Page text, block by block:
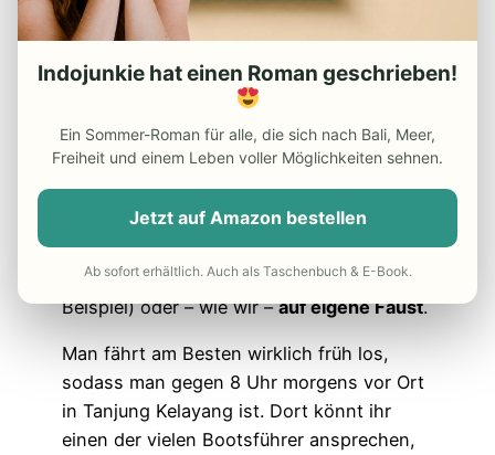
Bootstouren sind die beliebteste Aktivität rund um
Belitung Island – Foto: Anggit Rizkianto von Unsplash
Belitung-Inselhopping per Boot
Belitung ist das Inselhopping. Dafür fährt
man in den Nordwesten zum Strand
Dies macht ihr entweder mit einer
geplanten Tour(durch StreetTaxi zum
Beispiel) oder – wie wir –auf eigene Faust.
Man fährt am Besten wirklich früh los,
sodass man gegen 8 Uhr morgens vor Ort
in Tanjung Kelayang ist. Dort könnt ihr
einen der vielen Bootsführer ansprechen,
Indojunkie hat einen Roman geschrieben!
Ein Sommer-Roman für alle, die sich nach Bali, Meer,
Freiheit und einem Leben voller Möglichkeiten sehnen.
Jetzt auf Amazon bestellen
Ab sofort erhältlich. Auch als Taschenbuch & E-Book.